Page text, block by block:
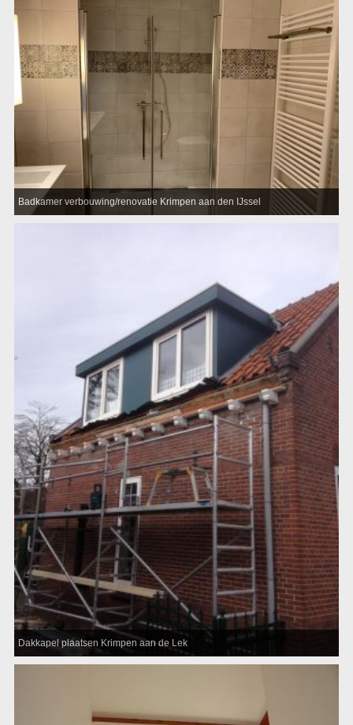
Badkamer verbouwing/renovatie Krimpen aan den IJssel
Dakkapel plaatsen Krimpen aan de Lek